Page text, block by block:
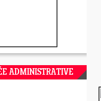
ADMINISTRATIVE